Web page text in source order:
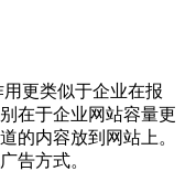
更类似于企业在报
在于企业网站容量更
的内容放到网站上。
告方式。